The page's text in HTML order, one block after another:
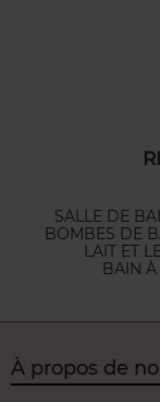
SALLE DE
BOMBES DE
LAIT ET
BAIN
À propos de